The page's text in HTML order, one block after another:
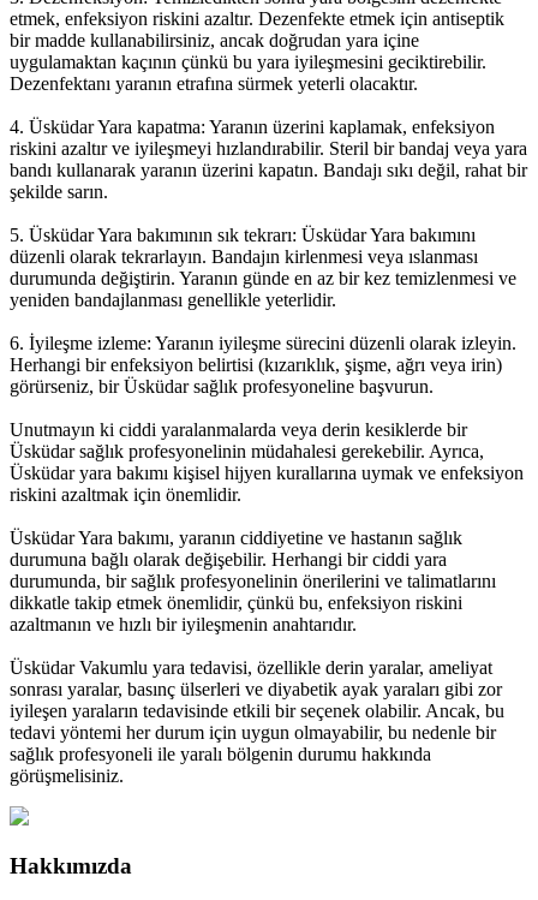
etmek, enfeksiyon riskini azaltır. Dezenfekte etmek için antiseptik
bir madde kullanabilirsiniz, ancak doğrudan yara içine
uygulamaktan kaçının çünkü bu yara iyileşmesini geciktirebilir.
Dezenfektanı yaranın etrafına sürmek yeterli olacaktır.
4. Üsküdar Yara kapatma: Yaranın üzerini kaplamak, enfeksiyon
riskini azaltır ve iyileşmeyi hızlandırabilir. Steril bir bandaj veya yara
bandı kullanarak yaranın üzerini kapatın. Bandajı sıkı değil, rahat bir
şekilde sarın.
5. Üsküdar Yara bakımının sık tekrarı: Üsküdar Yara bakımını
düzenli olarak tekrarlayın. Bandajın kirlenmesi veya ıslanması
durumunda değiştirin. Yaranın günde en az bir kez temizlenmesi ve
yeniden bandajlanması genellikle yeterlidir.
6. İyileşme izleme: Yaranın iyileşme sürecini düzenli olarak izleyin.
Herhangi bir enfeksiyon belirtisi (kızarıklık, şişme, ağrı veya irin)
görürseniz, bir Üsküdar sağlık profesyoneline başvurun.
Unutmayın ki ciddi yaralanmalarda veya derin kesiklerde bir
Üsküdar sağlık profesyonelinin müdahalesi gerekebilir. Ayrıca,
Üsküdar yara bakımı kişisel hijyen kurallarına uymak ve enfeksiyon
riskini azaltmak için önemlidir.
Üsküdar Yara bakımı, yaranın ciddiyetine ve hastanın sağlık
durumuna bağlı olarak değişebilir. Herhangi bir ciddi yara
durumunda, bir sağlık profesyonelinin önerilerini ve talimatlarını
dikkatle takip etmek önemlidir, çünkü bu, enfeksiyon riskini
azaltmanın ve hızlı bir iyileşmenin anahtarıdır.
Üsküdar Vakumlu yara tedavisi, özellikle derin yaralar, ameliyat
sonrası yaralar, basınç ülserleri ve diyabetik ayak yaraları gibi zor
iyileşen yaraların tedavisinde etkili bir seçenek olabilir. Ancak, bu
tedavi yöntemi her durum için uygun olmayabilir, bu nedenle bir
sağlık profesyoneli ile yaralı bölgenin durumu hakkında
görüşmelisiniz.
Hakkımızda